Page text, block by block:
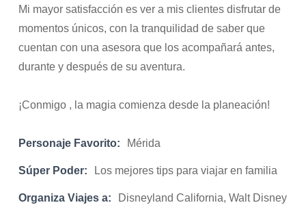
Mi mayor satisfacción es ver a mis clientes disfrutar de
momentos únicos, con la tranquilidad de saber que
cuentan con una asesora que los acompañará antes,
durante y después de su aventura.
¡Conmigo , la magia comienza desde la planeación!
Personaje Favorito: Mérida
Súper Poder: Los mejores tips para viajar en familia
Organiza Viajes a:
Disneyland California, Walt Disney